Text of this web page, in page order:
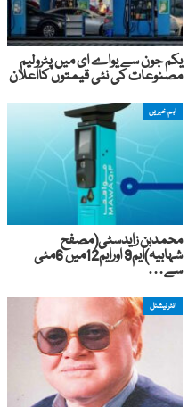
یکم جون سے یواے ای میں پٹرولیم
مصنوعات کی نئی قیمتوں کااعلان
اہم خبریں
محمدبن زایدسٹی(مصفح
شہابیہ)ایم9 اورایم12میں 6مئی
سے…
انٹرنیشنل